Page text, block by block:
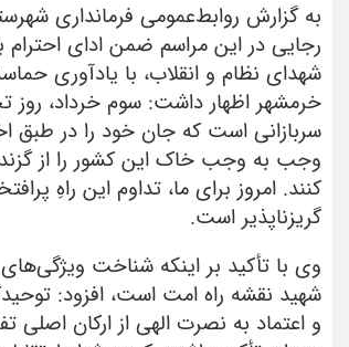
به گزارش روابط‌عمومی فرمانداری
رجایی در این مراسم ضمن ادای احترام
شهدای نظام و انقلاب، با یادآوری
خرمشهر اظهار داشت: سوم خرداد، روز
سربازانی است که جان خود را در طبق
وجب به وجب خاک این کشور را از
کنند. امروز برای ما، تداوم این راهِ
گریزناپذیر است.
وی با تأکید بر اینکه شناخت
شهید نقشه راه امت است، افزود:
و اعتماد به نصرت الهی از ارکان اصلی